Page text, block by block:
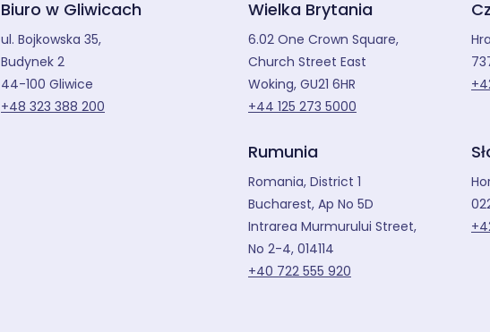
Biuro w Gliwicach
ul. Bojkowska 35,
Budynek 2
44-100 Gliwice
+48 323 388 200
Wielka Brytania
6.02 One Crown Square,
Church Street East
Woking, GU21 6HR
+44 125 273 5000
Rumunia
Romania, District 1
Bucharest, Ap No 5D
Intrarea Murmurului Street,
No 2-4, 014114
+40 722 555 920